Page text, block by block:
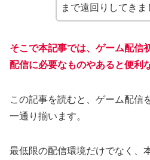
まで遠回りしてきま
そこで本記事では、ゲーム配信
配信に必要なものやあると便利
この記事を読むと、ゲーム配信
一通り揃います。
最低限の配信環境だけでなく、